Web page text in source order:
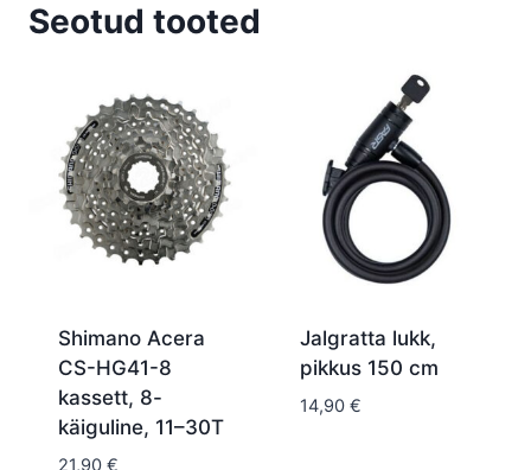
Seotud tooted
Shimano Acera
CS-HG41-8
kassett, 8-
käiguline, 11–30T
Jalgratta lukk,
pikkus 150 cm
14,90 €